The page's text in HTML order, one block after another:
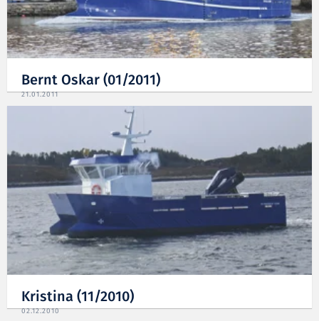
Bernt Oskar (01/2011)
21.01.2011
Kristina (11/2010)
02.12.2010